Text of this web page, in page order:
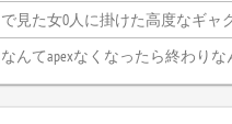
で見た女0人に掛けた高度なギャ
なんてapexなくなったら終わりなんだ